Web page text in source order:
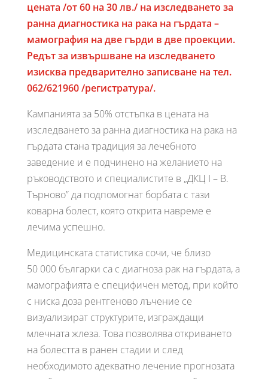
цената /от 60 на 30 лв./ на изследването за
ранна диагностика на рака на гърдата –
мамография на две гърди в две проекции.
Редът за извършване на изследването
изисква предварително записване на тел.
062/621960 /регистратура/.
Кампанията за 50% отстъпка в цената на
изследването за ранна диагностика на рака на
гърдата стана традиция за лечебното
заведение и е подчинено на желанието на
ръководството и специалистите в „ДКЦ I – В.
Търново” да подпомогнат борбата с тази
коварна болест, която открита навреме е
лечима успешно.
Медицинската статистика сочи, че близо
50 000 българки са с диагноза рак на гърдата, а
мамографията е специфичен метод, при който
с ниска доза рентгеново лъчение се
визуализират структурите, изграждащи
млечната жлеза. Това позволява откриването
на болестта в ранен стадии и след
необходимото адекватно лечение прогнозата